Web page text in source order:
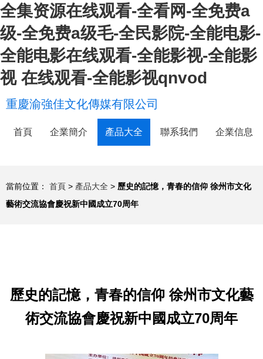
全集资源在线观看-全看网-全免费a
级-全免费a级毛-全民影院-全能电影-
全能电影在线观看-全能影视-全能影
视 在线观看-全能影视qnvod
重慶渝強佳文化傳媒有限公司
首頁 企業簡介 產品大全 聯系我們 企業信息
當前位置： 首頁 > 產品大全 > 歷史的記憶，青春的信仰 徐州市文化
藝術交流協會慶祝新中國成立70周年
歷史的記憶，青春的信仰 徐州市文化藝
術交流協會慶祝新中國成立70周年